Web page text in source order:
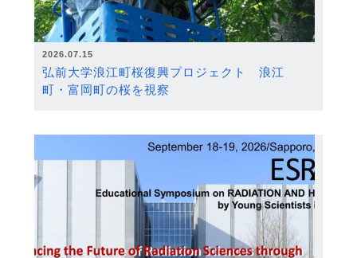
2026.07.15
弘前大学浪江町桜復興プロジェクト 浪江
町・富岡町の桜を視察